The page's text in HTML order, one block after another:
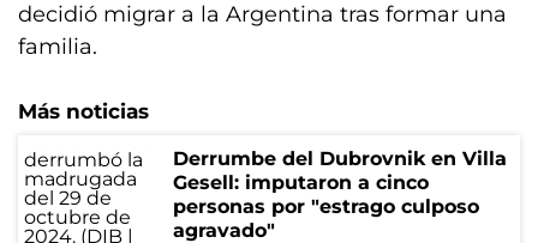
decidió migrar a la Argentina tras formar una
familia.
Más noticias
Derrumbe del Dubrovnik en Villa
Gesell: imputaron a cinco
personas por "estrago culposo
agravado"